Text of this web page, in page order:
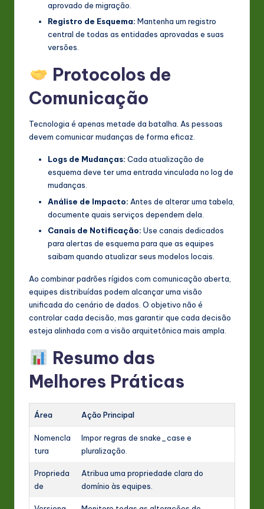
aprovado de migração.
Registro de Esquema: Mantenha um registro
central de todas as entidades aprovadas e suas
versões.
Protocolos de
Comunicação
Tecnologia é apenas metade da batalha. As pessoas
devem comunicar mudanças de forma eficaz.
Logs de Mudanças: Cada atualização de
esquema deve ter uma entrada vinculada no log de
mudanças.
Análise de Impacto: Antes de alterar uma tabela,
documente quais serviços dependem dela.
Canais de Notificação: Use canais dedicados
para alertas de esquema para que as equipes
saibam quando atualizar seus modelos locais.
Ao combinar padrões rígidos com comunicação aberta,
equipes distribuídas podem alcançar uma visão
unificada do cenário de dados. O objetivo não é
controlar cada decisão, mas garantir que cada decisão
esteja alinhada com a visão arquitetônica mais ampla.
Resumo das
Melhores Práticas
Área Ação Principal
Nomencla
tura
Impor regras de snake_case e
pluralização.
Proprieda
de
Atribua uma propriedade clara do
domínio às equipes.